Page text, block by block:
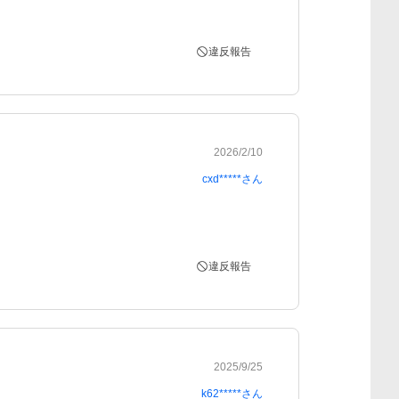
違反報告
2026/2/10
cxd*****さん
違反報告
2025/9/25
k62*****さん